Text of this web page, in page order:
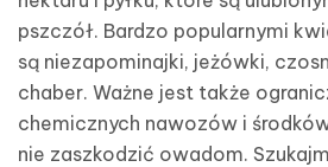
pszczół. Bardzo popularnymi
są niezapominajki, jeżówki,
chaber. Ważne jest także
chemicznych nawozów i
nie zaszkodzić owadom.